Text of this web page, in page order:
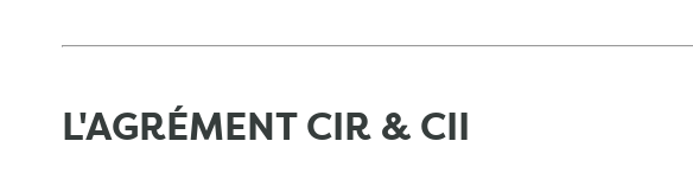
L'AGRÉMENT CIR & CII